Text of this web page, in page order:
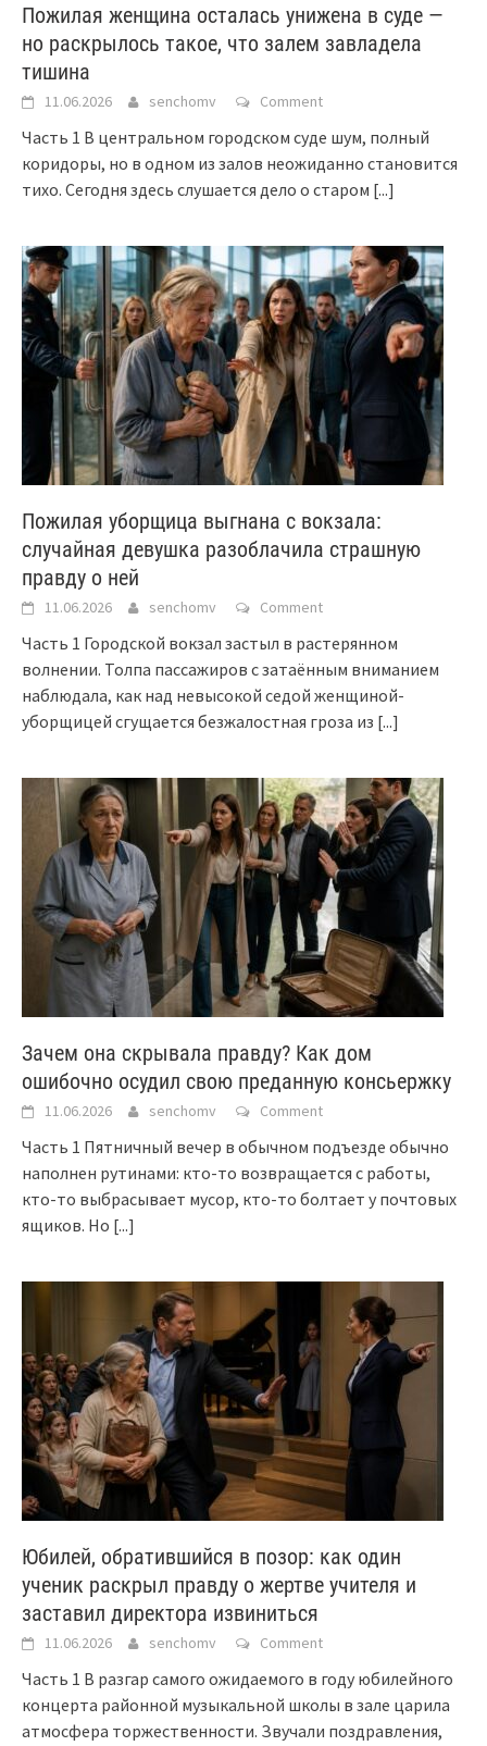
Пожилая женщина осталась унижена в суде —
но раскрылось такое, что залем завладела
тишина
11.06.2026 senchomv Comment
Часть 1 В центральном городском суде шум, полный
коридоры, но в одном из залов неожиданно становится
тихо. Сегодня здесь слушается дело о старом [...]
Пожилая уборщица выгнана с вокзала:
случайная девушка разоблачила страшную
правду о ней
11.06.2026 senchomv Comment
Часть 1 Городской вокзал застыл в растерянном
волнении. Толпа пассажиров с затаённым вниманием
наблюдала, как над невысокой седой женщиной-
уборщицей сгущается безжалостная гроза из [...]
Зачем она скрывала правду? Как дом
ошибочно осудил свою преданную консьержку
11.06.2026 senchomv Comment
Часть 1 Пятничный вечер в обычном подъезде обычно
наполнен рутинами: кто-то возвращается с работы,
кто-то выбрасывает мусор, кто-то болтает у почтовых
ящиков. Но [...]
Юбилей, обратившийся в позор: как один
ученик раскрыл правду о жертве учителя и
заставил директора извиниться
11.06.2026 senchomv Comment
Часть 1 В разгар самого ожидаемого в году юбилейного
концерта районной музыкальной школы в зале царила
атмосфера торжественности. Звучали поздравления,